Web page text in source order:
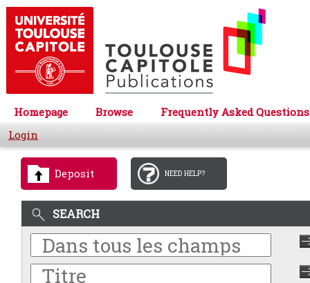
Homepage Browse
Frequently Asked Questions
Login
Deposit NEED HELP?
SEARCH